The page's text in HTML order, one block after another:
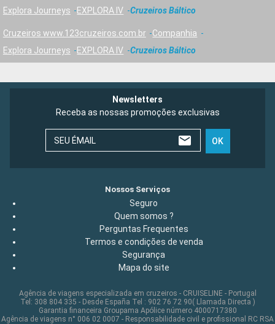
Explora Journeys
EXPLORA IV Cruzeiros Báltico
Cruzeiros www.123cruzeiros.com.br
Companhia
Explora Journeys
EXPLORA IV Cruzeiros Báltico
Newsletters
Receba as nossas promoções exclusivas
SEU ÉMAIL OK
Nossos Serviços
Seguro
Quem somos ?
Perguntas Frequentes
Termos e condições de venda
Segurança
Mapa do site
Agência de viagens especializada em cruzeiros - CRUISELINE - Portugal
Tel: 308 804 335 - Desde España Tel : 902 76 72 90( Llamada Directa )
Garantia financeira Groupama Apólice número 4000717380
Agência de viagens n° 006 02 0007 - Responsabilidade civil e profissional RC RSA